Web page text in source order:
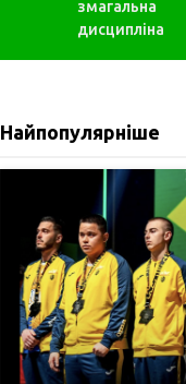
змагальна
дисципліна
Найпопулярніше